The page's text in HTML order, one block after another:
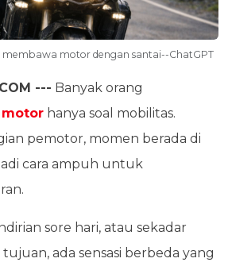
membawa motor dengan santai--ChatGPT
--- Banyak orang
motor hanya soal mobilitas.
pemotor, momen berada di
cara ampuh untuk
sore hari, atau sekadar
ada sensasi berbeda yang